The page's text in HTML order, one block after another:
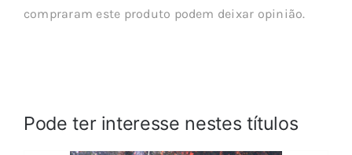
compraram este produto podem deixar opinião.
Pode ter interesse nestes títulos